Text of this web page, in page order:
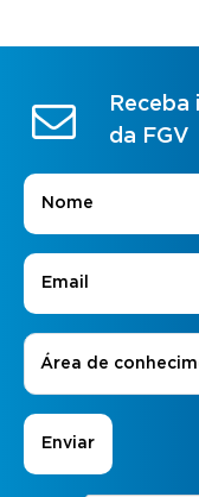
Receba
da FGV
Nome
E-mail
Áreas de Interesse
Área de